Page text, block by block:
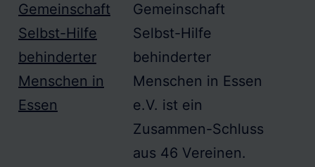
Gemeinschaft
Selbst-Hilfe
behinderter
Menschen in
Essen
Gemeinschaft
Selbst-Hilfe
behinderter
Menschen in Essen
e.V. ist ein
Zusammen-Schluss
aus 46 Vereinen.